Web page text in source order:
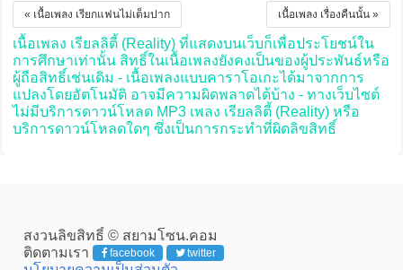
เนื้อเพลง เรื่องคืนนั้น »
« เนื้อเพลง เรียกแฟนไม่เต็มปาก
เนื้อเพลง เรียลลิตี้ (Reality) ที่แสดงบนเว็บก็เพื่อประโยชน์ใน
การศึกษาเท่านั้น สิทธิ์ในเนื้อเพลงยังคงเป็นของผู้ประพันธ์หรือ
ผู้ถือสิทธิ์เช่นเดิม - เนื้อเพลงแบบคาราโอเกะได้มาจากการ
แปลงโดยอัตโนมัติ อาจมีความผิดพลาดได้บ้าง - ทางเว็บไซต์
ไม่มีบริการดาวน์โหลด MP3 เพลง เรียลลิตี้ (Reality) หรือ
บริการดาวน์โหลดใดๆ ซึ่งเป็นการกระทำที่ผิดลิขสิทธิ์
สงวนลิขสิทธิ์ © สยามโซน.คอม
ติดตามเรา
facebook twitter